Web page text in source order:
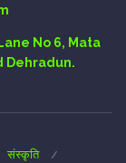
No 6, Mata
Dehradun.
संस्कृति